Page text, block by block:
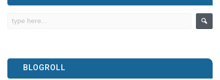
BLOGROLL